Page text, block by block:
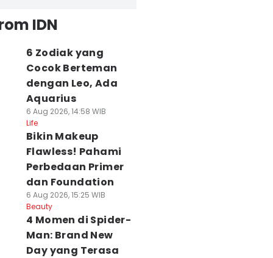
IDN
6 Zodiak yang
Cocok Berteman
dengan Leo, Ada
Aquarius
6 Aug 2026, 14:58 WIB
Life
Bikin Makeup
Flawless! Pahami
Perbedaan Primer
dan Foundation
6 Aug 2026, 15:25 WIB
Beauty
4 Momen di Spider-
Man: Brand New
Day yang Terasa